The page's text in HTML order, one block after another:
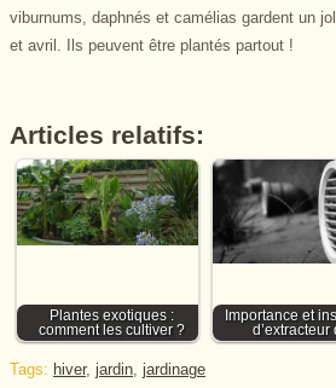
viburnums, daphnés et camélias gardent un
et avril. Ils peuvent être plantés partout !
Articles relatifs:
Plantes exotiques :
comment les cultiver ?
Importance et
d’extracteur
Tags: hiver, jardin jardinage